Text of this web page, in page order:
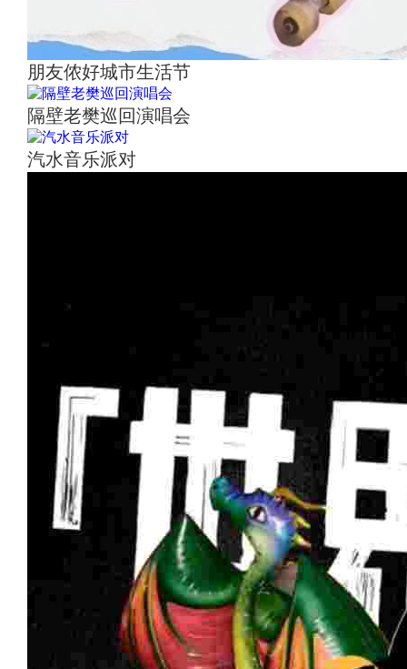
朋友侬好城市生活节
隔壁老樊巡回演唱会
汽水音乐派对